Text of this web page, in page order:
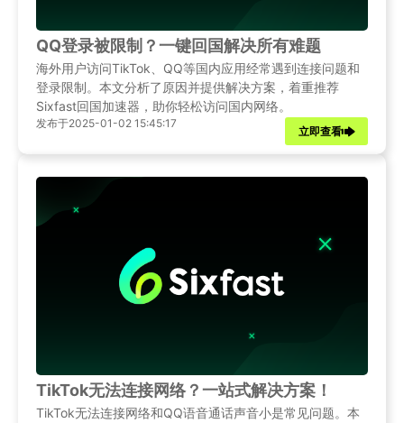
QQ登录被限制？一键回国解决所有难题
海外用户访问TikTok、QQ等国内应用经常遇到连接问题和
登录限制。本文分析了原因并提供解决方案，着重推荐
Sixfast回国加速器，助你轻松访问国内网络。
发布于2025-01-02 15:45:17
立即查看
TikTok无法连接网络？一站式解决方案！
TikTok无法连接网络和QQ语音通话声音小是常见问题。本